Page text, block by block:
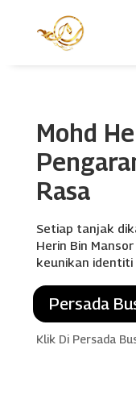
Mohd
Rasa
Setiap tanjak
Herin Bin
keunikan identiti
Persada
Klik Di Persada